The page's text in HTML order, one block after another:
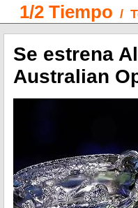
1/2 Tiempo /
Se estrena
Australian